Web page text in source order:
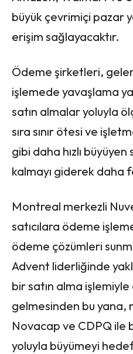
büyük çevrimiçi pazar
erişim sağlayacaktır.
Ödeme şirketleri,
işlemede yavaşlama
satın almalar yoluyla
sıra sınır ötesi ve
gibi daha hızlı
kalmayı giderek daha
Montreal merkezli
satıcılara ödeme
ödeme çözümleri
Advent liderliğinde
bir satın alma
gelmesinden bu yana,
Novacap ve CDPQ ile
yoluyla büyümeyi